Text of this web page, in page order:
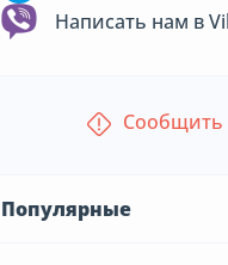
Написать нам в
Популярные